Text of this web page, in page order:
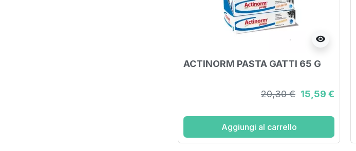
visibility
ACTINORM PASTA GATTI 65 G
20,30 € 15,59 €
Aggiungi al carrello